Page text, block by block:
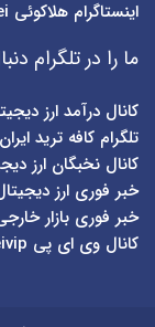
اینستاگرام هلاکوئی
ما را در تلگرام
کانال درآمد ارز
تلگرام کافه ترید ایران
کانال نخبگان ارز
خبر فوری ارز
خبر فوری بازار
کانال وی ای پی